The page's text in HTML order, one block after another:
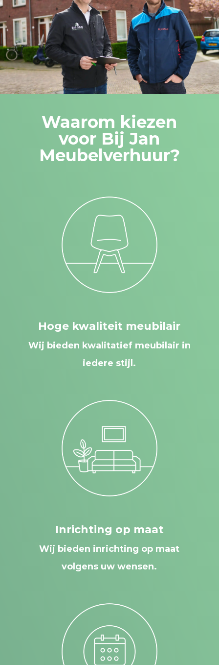
Waarom kiezen
voor Bij Jan
Meubelverhuur?
Hoge kwaliteit meubilair
Wij bieden kwalitatief meubilair in
iedere stijl.
Inrichting op maat
Wij bieden inrichting op maat
volgens uw wensen.